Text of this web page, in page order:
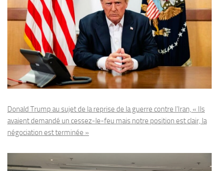
Donald Trump au sujet de la reprise de la guerre contre l’Iran, « Ils
avaient demandé un cessez-le-feu mais notre position est clair, la
négociation est terminée »